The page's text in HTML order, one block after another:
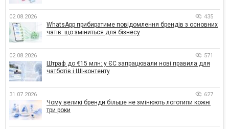
02.08.2026 435
WhatsApp прибиратиме повідомлення брендів з основних
чатів: що зміниться для бізнесу
02.08.2026 571
Штраф до €15 млн: у ЄС запрацювали нові правила для
чатботів і ШІ-контенту
31.07.2026 627
Чому великі бренди більше не змінюють логотипи кожні
три роки